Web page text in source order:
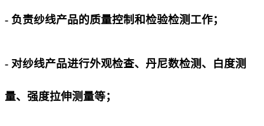
- 负责纱线产品的质量控制和检验检测工作；
- 对纱线产品进行外观检查、丹尼数检测、白度测
量、强度拉伸测量等；